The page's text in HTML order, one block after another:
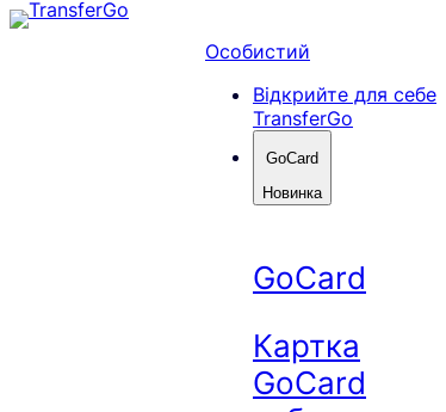
Перейти
Особистий
Відкрийте для себе
TransferGo
GoCard
Новинка
GoCard
Картка
GoCard